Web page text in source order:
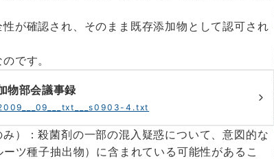
が確認され、そのまま既存添加物として認可され
です。
物部会議事録
4.txt
）：殺菌剤の一部の混入疑惑について、意図的な
ツ種子抽出物）に含まれている可能性があるこ